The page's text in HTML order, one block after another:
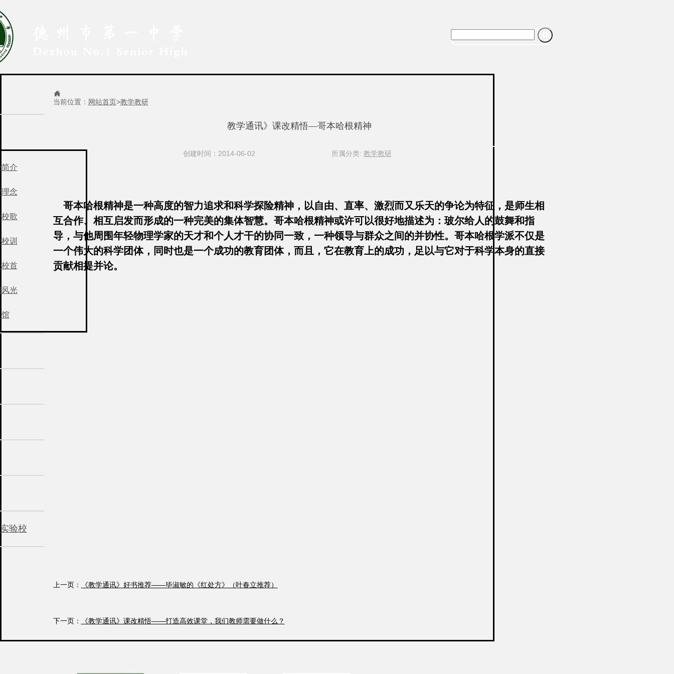
教学通讯》课改精悟—哥本哈根精神
创建时间：2014-06-02 所属分类: 教学教研
哥本哈根精神是一种高度的智力追求和科学探险精神，以自由、直率、激烈而又乐天的争论为特征，是师生相
互合作、相互启发而形成的一种完美的集体智慧。哥本哈根精神或许可以很好地描述为：玻尔给人的鼓舞和指
导，与他周围年轻物理学家的天才和个人才干的协同一致，一种领导与群众之间的并协性。哥本哈根学派不仅是
一个伟大的科学团体，同时也是一个成功的教育团体，而且，它在教育上的成功，足以与它对于科学本身的直接
贡献相提并论。

当前位置： 网站首页>教学教研
上一页： 《教学通讯》好书推荐——毕淑敏的《红处方》（叶春立推荐）
下一页： 《教学通讯》课改精悟——打造高效课堂，我们教师需要做什么？
介
念
歌
训
首
光
验校